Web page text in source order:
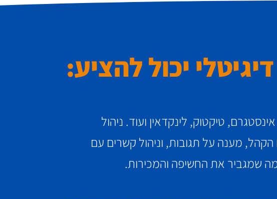
יכול להציע:
טיקטוק, לינקדאין ועוד. ניהול
הקהל, מענה על תגובות, וניהול קשרים עם
שמגביר את החשיפה והמכירות.